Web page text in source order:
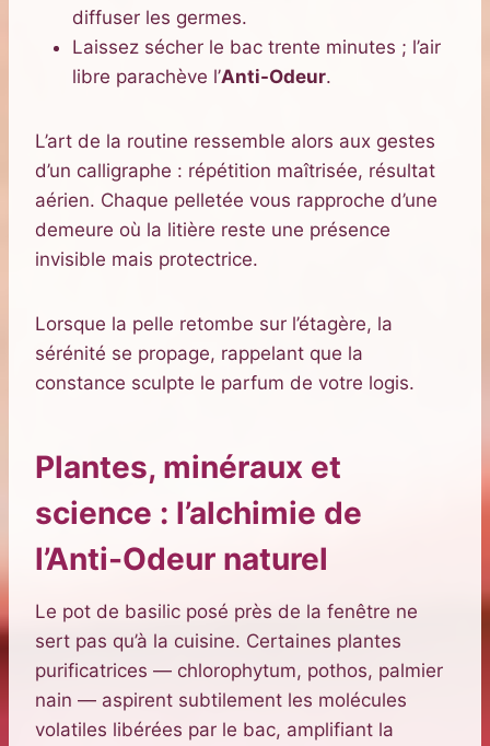
diffuser les germes.
Laissez sécher le bac trente minutes ; l’air
libre parachève l’Anti-Odeur.
L’art de la routine ressemble alors aux gestes
d’un calligraphe : répétition maîtrisée, résultat
aérien. Chaque pelletée vous rapproche d’une
demeure où la litière reste une présence
invisible mais protectrice.
Lorsque la pelle retombe sur l’étagère, la
sérénité se propage, rappelant que la
constance sculpte le parfum de votre logis.
Plantes, minéraux et
science : l’alchimie de
l’Anti-Odeur naturel
Le pot de basilic posé près de la fenêtre ne
sert pas qu’à la cuisine. Certaines plantes
purificatrices — chlorophytum, pothos, palmier
nain — aspirent subtilement les molécules
volatiles libérées par le bac, amplifiant la